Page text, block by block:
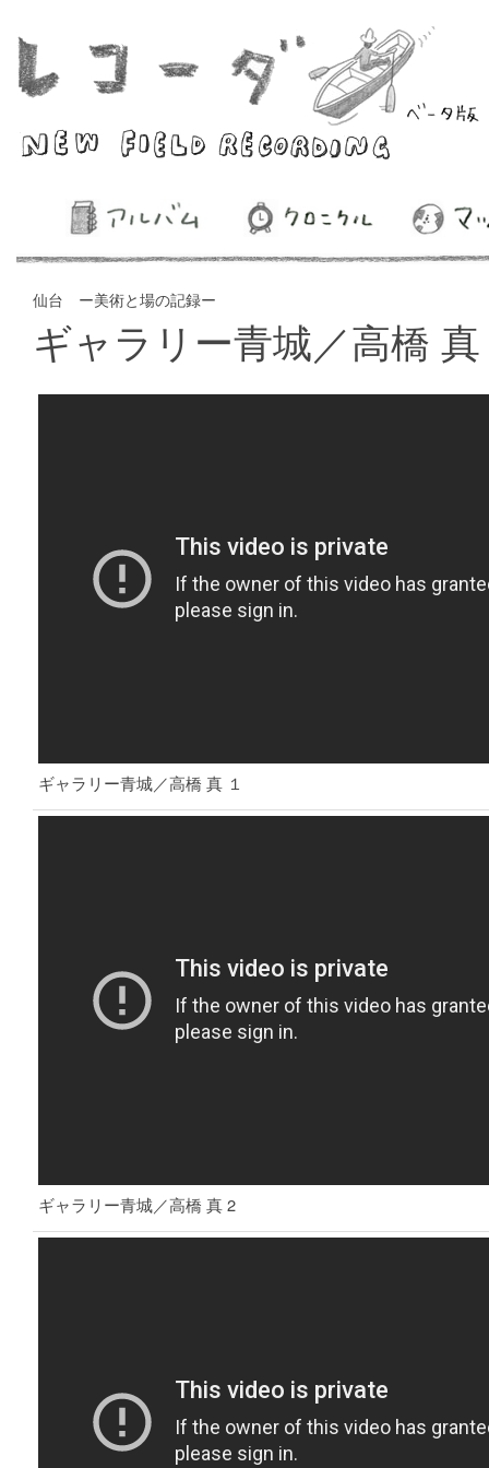
仙台 ー美術と場の記録ー
ギャラリー青城／高橋 真
ギャラリー青城／高橋 真 １
ギャラリー青城／高橋 真 2